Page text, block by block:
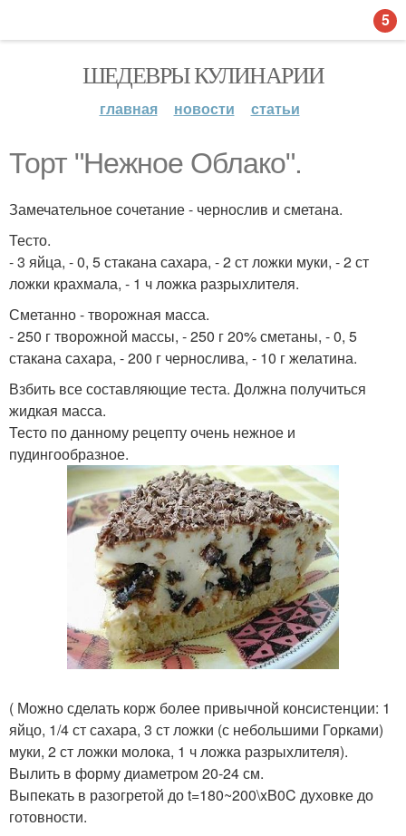
ШЕДЕВРЫ КУЛИНАРИИ
главная новости статьи
Торт "Нежное Облако".
Замечательное сочетание - чернослив и сметана.
Тесто.
- 3 яйца, - 0, 5 стакана сахара, - 2 ст ложки муки, - 2 ст
ложки крахмала, - 1 ч ложка разрыхлителя.
Сметанно - творожная масса.
- 250 г творожной массы, - 250 г 20% сметаны, - 0, 5
стакана сахара, - 200 г чернослива, - 10 г желатина.
Взбить все составляющие теста. Должна получиться
жидкая масса.
Тесто по данному рецепту очень нежное и
пудингообразное.
( Можно сделать корж более привычной консистенции: 1
яйцо, 1/4 ст сахара, 3 ст ложки (с небольшими Горками)
муки, 2 ст ложки молока, 1 ч ложка разрыхлителя).
Вылить в форму диаметром 20-24 см.
Выпекать в разогретой до t=180~200\xB0C духовке до
готовности.
5